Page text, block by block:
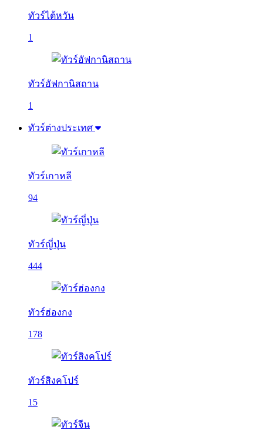
ทัวร์ไต้หวัน
1
ทัวร์อัฟกานิสถาน
1
ทัวร์ต่างประเทศ
ทัวร์เกาหลี
94
ทัวร์ญี่ปุ่น
444
ทัวร์ฮ่องกง
178
ทัวร์สิงคโปร์
15